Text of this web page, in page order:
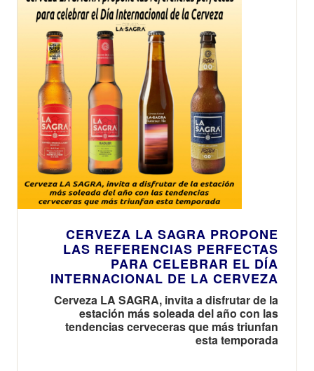
CERVEZA LA SAGRA PROPONE
LAS REFERENCIAS PERFECTAS
PARA CELEBRAR EL DÍA
INTERNACIONAL DE LA CERVEZA
Cerveza LA SAGRA, invita a disfrutar de la
estación más soleada del año con las
tendencias cerveceras que más triunfan
esta temporada